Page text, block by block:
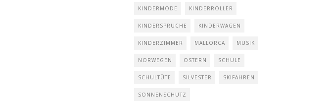
KINDERMODE KINDERROLLER
KINDERSPRÜCHE KINDERWAGEN
KINDERZIMMER MALLORCA MUSIK
NORWEGEN OSTERN SCHULE
SCHULTÜTE SILVESTER SKIFAHREN
SONNENSCHUTZ